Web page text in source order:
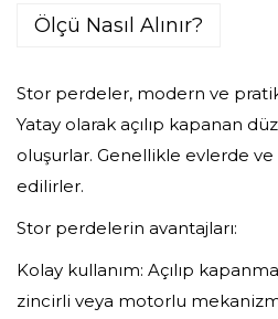
Ölçü Nasıl Alınır?
Stor perdeler, modern ve
Yatay olarak açılıp kapanan
oluşurlar. Genellikle evlerde
edilirler.
Stor perdelerin avantajları:
Kolay kullanım: Açılıp
zincirli veya motorlu